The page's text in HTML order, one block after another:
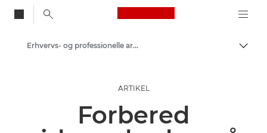
Canon Logo, back
Skift
Erhvervs- og professionelle artikler
ARTIKEL
Forbered